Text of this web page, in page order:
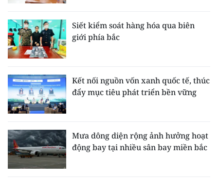
Siết kiểm soát hàng hóa qua biên
giới phía bắc
Kết nối nguồn vốn xanh quốc tế, thúc
đẩy mục tiêu phát triển bền vững
Mưa dông diện rộng ảnh hưởng hoạt
động bay tại nhiều sân bay miền bắc